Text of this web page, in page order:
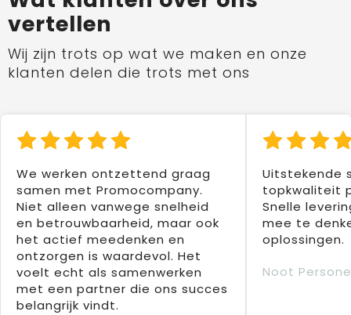
vertellen
Wij zijn trots op wat we maken en onze
klanten delen die trots met ons
We werken ontzettend graag
samen met Promocompany.
Niet alleen vanwege snelheid
en betrouwbaarheid, maar ook
het actief meedenken en
ontzorgen is waardevol. Het
voelt echt als samenwerken
met een partner die ons succes
belangrijk vindt.
Uitstekende
topkwaliteit
Snelle
mee te
oplossingen.
Noot